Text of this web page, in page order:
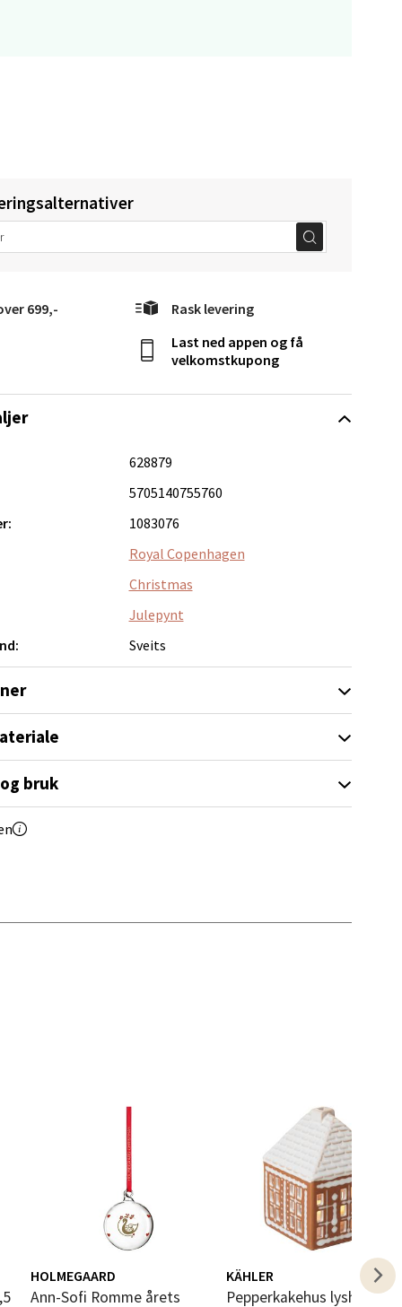
699,- Rask levering
Last ned appen og få
velkomstkupong
628879
5705140755760
1083076
Royal Copenhagen
Christmas
Julepynt
Sveits
bruk
HOLMEGAARD
Ann-Sofi Romme årets
KÄHLER
Pepperkakehus lyshus liten
g